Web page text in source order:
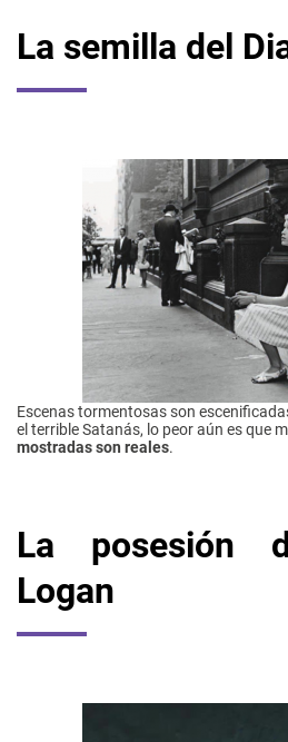
La semilla del
Escenas tormentosas son
el terrible Satanás, lo peor aún es que
mostradas son reales.
La posesión
Logan